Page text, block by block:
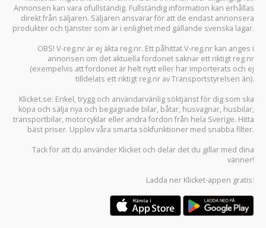
Annonsen kan vara ofullständig. Fullständig information kan erhållas
direkt från säljaren. Säljaren ansvarar för att de endast annonsera
produkter och tjänster som är i enlighet med gällande svenska lagar.
OBS! V-reg.nr är ej äkta reg.nr. Ett påhittat V-reg.nr kan anges i
annonsen om det aktuella fordonet saknar ett riktigt reg.nr
(exempelvis att fordonet är helt nytt eller har importerats och ej
tilldelats ett riktigt reg.nr av Transportstyrelsen än).
Klicket.se: Enkel, trygg och användarvänlig söktjänst för dig som ska
köpa och sälja nya och begagnade bilar, båtar, husvagnar, husbilar,
transportbilar, motorcyklar eller andra fordon från hela Sverige. Hitta
bäst priser. Upplev våra smarta sökfunktioner med snabba filter.
Tack för att du använder Klicket och delar det du gillar med dina
vänner!
Ladda ner Klicket-appen gratis: